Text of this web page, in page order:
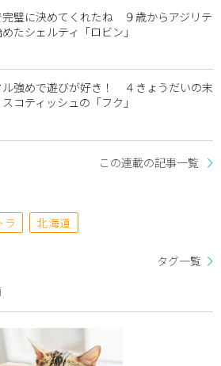
完璧に決めてくれたね ９歳からアジリテ
めたシェルティ「ロビン」
ル強めで遊びが好き！ ４きょうだいの末
コティッシュの「フク」
この連載の記事一覧
ラ 北海道
タグ一覧